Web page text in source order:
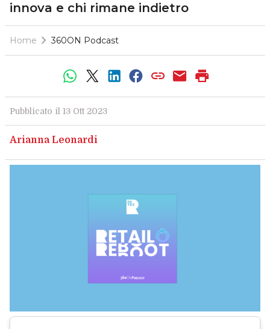
innova e chi rimane indietro
Home 360ON Podcast
Pubblicato il 13 Ott 2023
Arianna Leonardi